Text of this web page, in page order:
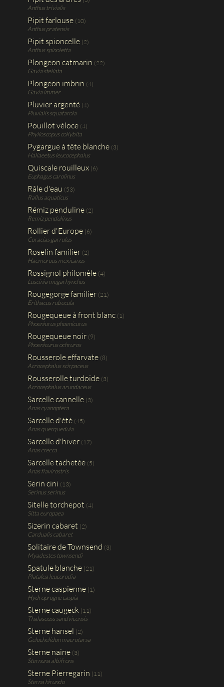
Anthus trivialis
Pipit farlouse (10)
Anthus pratensis
Pipit spioncelle (2)
Anthus spinoletta
Plongeon catmarin (22)
Gavia stellata
Plongeon imbrin (4)
Gavia immer
Pluvier argenté (4)
Pluvialis squatarola
Pouillot véloce (4)
Phylloscopus collybita
Pygargue à tête blanche (3)
Haliaeetus leucocephalus
Quiscale rouilleux (6)
Euphagus carolinus
Râle d'eau (53)
Rallus aquaticus
Rémiz penduline (2)
Remiz pendulinus
Rollier d'Europe (6)
Coracias garrulus
Roselin familier (2)
Haemorous mexicanus
Rossignol philomèle (4)
Luscinia megarhynchos
Rougegorge familier (21)
Erithacus rubecula
Rougequeue à front blanc (1)
Phoeniurus phoenicurus
Rougequeue noir (9)
Phoenicurus ochruros
Rousserole effarvate (8)
Acrocephalus scirpaceus
Rousserolle turdoïde (3)
Acrocephalus arundaceus
Sarcelle cannelle (3)
Anas cyanoptera
Sarcelle d'été (45)
Anas querquedula
Sarcelle d'hiver (17)
Anas crecca
Sarcelle tachetée (5)
Anas flavirostris
Serin cini (13)
Serinus serinus
Sitelle torchepot (4)
Sitta europaea
Sizerin cabaret (2)
Cardualis cabaret
Solitaire de Townsend (3)
Myadestes townsendi
Spatule blanche (21)
Platalea leucorodia
Sterne caspienne (1)
Hydroprogne caspia
Sterne caugeck (11)
Thalaseuss sandvicensis
Sterne hansel (2)
Gelochelidon macrotarsa
Sterne naine (3)
Sternuna albifrons
Sterne Pierregarin (11)
Sterna hirundo